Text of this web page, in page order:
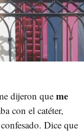
dijeron que me
con el catéter,
Dice que